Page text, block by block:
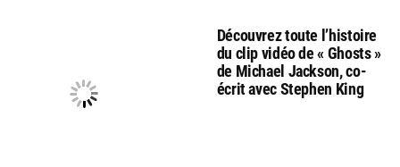
Découvrez toute l’histoire
du clip vidéo de « Ghosts »
de Michael Jackson, co-
écrit avec Stephen King